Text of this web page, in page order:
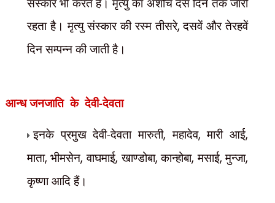
रहता है। मृत्यु संस्कार की रस्म तीसरे,दसवें और तेरहवें
दिन सम्पन्न की जाती है।
आन्ध जनजाति केदेवी-देवता
इनके प्रमुख देवी-देवता मारुती,महादेव,मारी आई,
माता,भीमसेन,वाघमाई,खाण्डोबा,कान्होबा,मसाई,मुन्जा,
कृष्णा आदि हैं।